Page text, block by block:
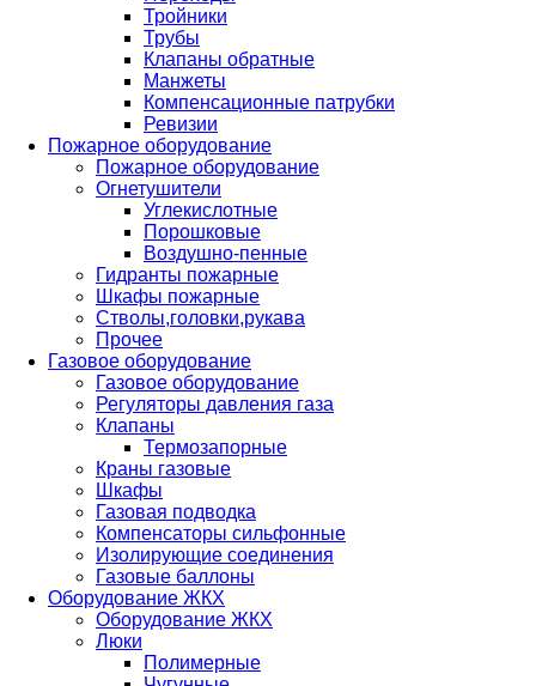
Тройники
Трубы
Клапаны обратные
Манжеты
Компенсационные патрубки
Ревизии
Пожарное оборудование
Пожарное оборудование
Огнетушители
Углекислотные
Порошковые
Воздушно-пенные
Гидранты пожарные
Шкафы пожарные
Стволы,головки,рукава
Прочее
Газовое оборудование
Газовое оборудование
Регуляторы давления газа
Клапаны
Термозапорные
Краны газовые
Шкафы
Газовая подводка
Компенсаторы сильфонные
Изолирующие соединения
Газовые баллоны
Оборудование ЖКХ
Оборудование ЖКХ
Люки
Полимерные